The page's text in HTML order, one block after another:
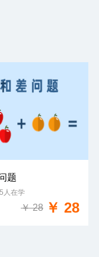
免费试学
题
人在学
￥ 28 ￥ 28